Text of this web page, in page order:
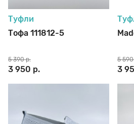
Туфли
Тофа 111812-5
3 950 р.
5 390 р.
3
5